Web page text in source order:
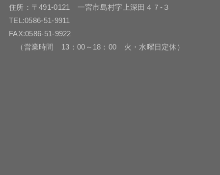
住所：〒491-0121 一宮市島村字上深田４７-３
TEL:0586-51-9911
FAX:0586-51-9922
（営業時間 13：00～18：00 火・水曜日定休）